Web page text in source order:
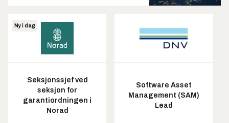
Ny i dag
Seksjonssjef ved
seksjon for
garantiordningen i
Norad
Software Asset
Management (SAM)
Lead